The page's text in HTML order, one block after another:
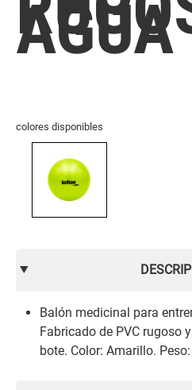
colores disponibles
Balón medicinal para
Fabricado de PVC rugoso
bote. Color: Amarillo.